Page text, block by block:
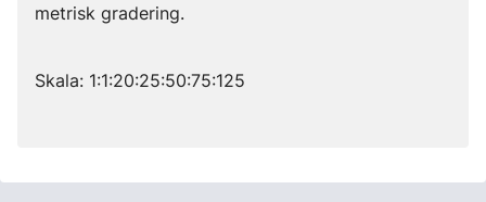
metrisk gradering.
Skala: 1:1:20:25:50:75:125